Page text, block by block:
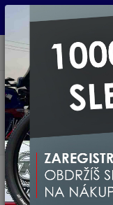
Pro nachystání kola /
+420 733 792 733
PO-PÁ 10:00-17:00 | SO:
Úvod Doplňky a helmy
Dětské
7IDP - SEVEN